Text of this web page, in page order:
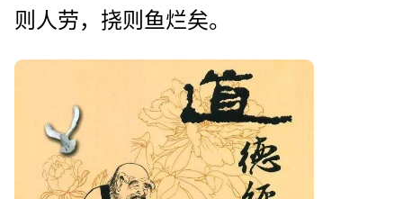
则人劳，挠则鱼烂矣。